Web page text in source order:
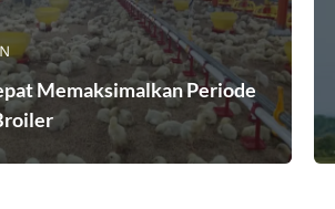
Memaksimalkan Periode